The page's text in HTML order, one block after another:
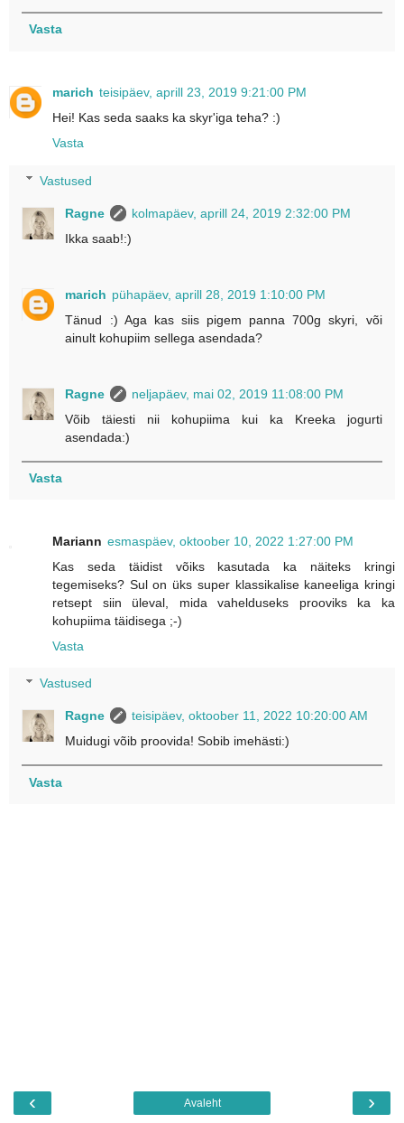
Vasta
marich teisipäev, aprill 23, 2019 9:21:00 PM
Hei! Kas seda saaks ka skyr'iga teha? :)
Vasta
Vastused
Ragne
kolmapäev, aprill 24, 2019 2:32:00 PM
Ikka saab!:)
marich pühapäev, aprill 28, 2019 1:10:00 PM
Tänud :) Aga kas siis pigem panna 700g skyri, või
ainult kohupiim sellega asendada?
Ragne
neljapäev, mai 02, 2019 11:08:00 PM
Võib täiesti nii kohupiima kui ka Kreeka jogurti
asendada:)
Vasta
Mariann esmaspäev, oktoober 10, 2022 1:27:00 PM
Kas seda täidist võiks kasutada ka näiteks kringi
tegemiseks? Sul on üks super klassikalise kaneeliga kringi
retsept siin üleval, mida vahelduseks prooviks ka ka
kohupiima täidisega ;-)
Vasta
Vastused
Ragne
teisipäev, oktoober 11, 2022 10:20:00 AM
Muidugi võib proovida! Sobib imehästi:)
Vasta
‹ ›
Avaleht